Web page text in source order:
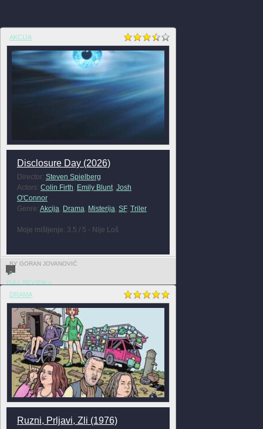
AKCIJA
Disclosure Day (2026)
Director: Steven Spielberg
Actors: Colin Firth, Emily Blunt, Josh
O'Connor
Genre: Akcija, Drama, Misterija, SF, Triler
Moje mišljenje: 3.5 / 5 - Nije Loš
BY GORAN JOVANOVIĆ
0
FULL REVIEW »
DRAMA
Ruzni, Prljavi, Zli (1976)